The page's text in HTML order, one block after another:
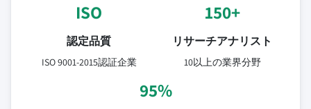
ISO
認定品質
ISO 9001-2015認証企業
150+
リサーチアナリスト
10以上の業界分野
95%